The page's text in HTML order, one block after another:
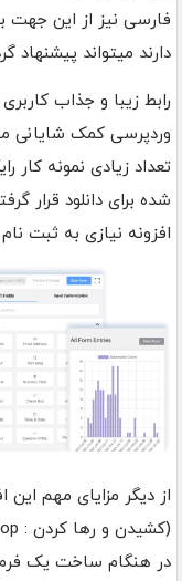
فارسی نیز از این جهت
دارند میتواند پیشنهاد
رابط زیبا و جذاب
وردپرسی کمک شایانی
تعداد زیادی نمونه
شده برای دانلود قرار
افزونه نیازی به ثبت
از دیگر مزایای مهم
در هنگام ساخت یک فرم